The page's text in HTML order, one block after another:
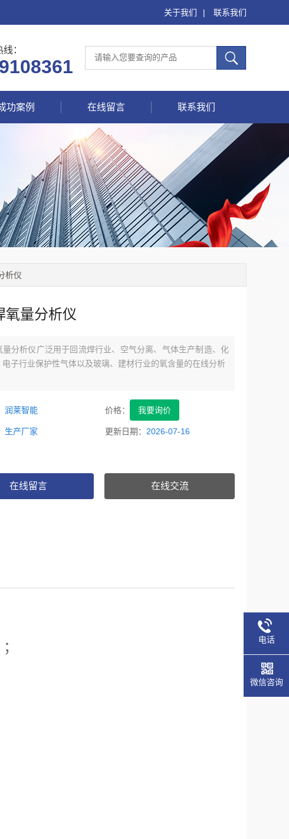
关于我们 | 联系我们
：
功案例 在线留言 联系我们
析仪
氧量分析仪
量分析仪广泛用于回流焊行业、空气分离、气体生产制造、化
电子行业保护性气体以及玻璃、建材行业的氧含量的在线分析
润莱智能 价格： 我要询价
生产厂家 更新日期： 2026-07-16
在线留言 在线交流
电话
微信咨询